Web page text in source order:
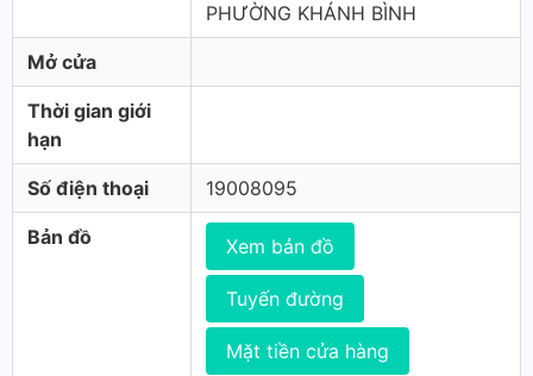
PHƯỜNG KHÁNH BÌNH
Mở cửa
Thời gian giới
hạn
Số điện thoại 19008095
Bản đồ Xem bản đồ
Tuyến đường
Mặt tiền cửa hàng